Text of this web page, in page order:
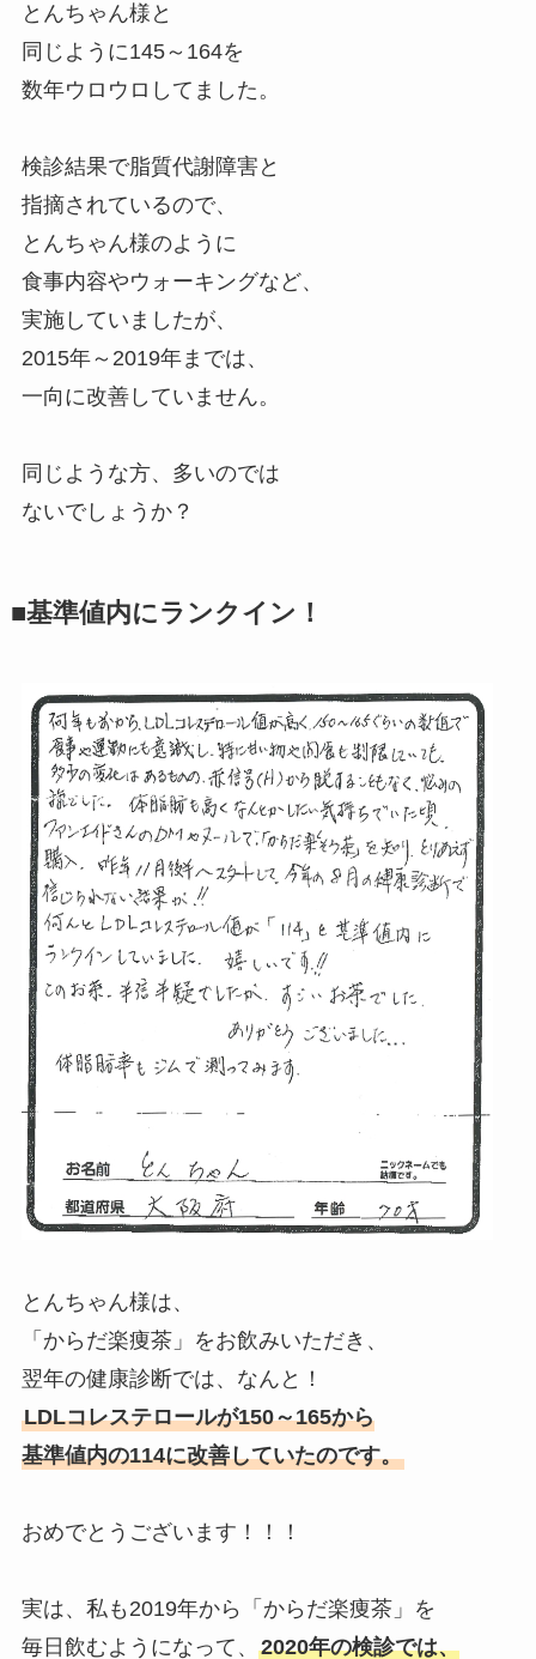
とんちゃん様と
同じように145～164を
数年ウロウロしてました。
検診結果で脂質代謝障害と
指摘されているので、
とんちゃん様のように
食事内容やウォーキングなど、
実施していましたが、
2015年～2019年までは、
一向に改善していません。
同じような方、多いのでは
ないでしょうか？
■基準値内にランクイン！
とんちゃん様は、
「からだ楽痩茶」をお飲みいただき、
翌年の健康診断では、なんと！
LDLコレステロールが150～165から
基準値内の114に改善していたのです。
おめでとうございます！！！
実は、私も2019年から「からだ楽痩茶」を
毎日飲むようになって、 2020年の検診では、